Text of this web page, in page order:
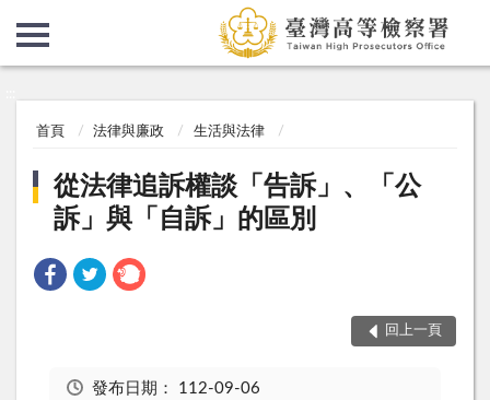
首頁 法律與廉政 生活與法律
從法律追訴權談「告訴」、「公
訴」與「自訴」的區別
回上一頁
發布日期： 112-09-06